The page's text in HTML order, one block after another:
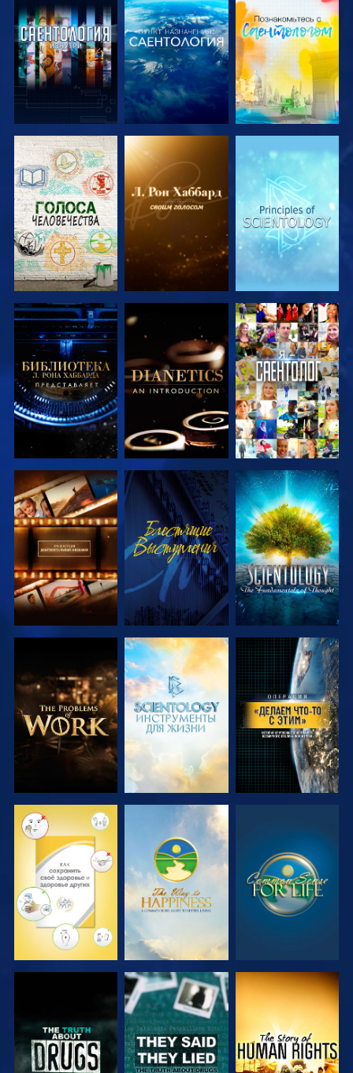
СМОТРЕТЬ
ПЕРЕДАЧИ
СМОТРЕТЬ
ПЕРЕДАЧИ
СМОТРЕТЬ
ПЕРЕДАЧИ
СМОТРЕТЬ
ПЕРЕДАЧИ
СМОТРЕТЬ
ПЕРЕДАЧИ
СМОТРЕТЬ
СМОТРЕТЬ
ПЕРЕДАЧИ
СМОТРЕТЬ
СМОТРЕТЬ
ПЕРЕДАЧИ
СМОТРЕТЬ
ПЕРЕДАЧИ
СМОТРЕТЬ
ПЕРЕДАЧИ
СМОТРЕТЬ
СМОТРЕТЬ СМОТРЕТЬ СМОТРЕТЬ
СМОТРЕТЬ СМОТРЕТЬ